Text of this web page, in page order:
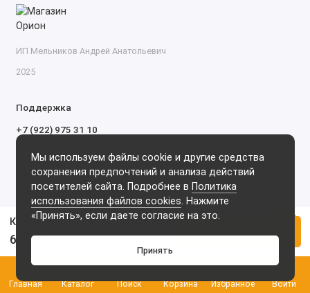
Главная Каталог Поиск Корзина
0
Избранное
Войти
Колодка для реле 94.03SMA FINDER
666.00р.
Мы используем файлы cookie и другие средства
сохранения предпочтений и анализа действий
посетителей сайта. Подробнее в Политика
использования файлов cookies. Нажмите
«Принять», если даете согласие на это.
Принять
ИП Мельников Андрей Анатольевич
2025
Поддержка
+7 (922) 975 31 10
+7 (909) 144 34 47
пн-пт с 9-00 до 18-00 часов,
сб с 10-00 до 15-00 часов,
вс выходной
(MSK, UTC+3)